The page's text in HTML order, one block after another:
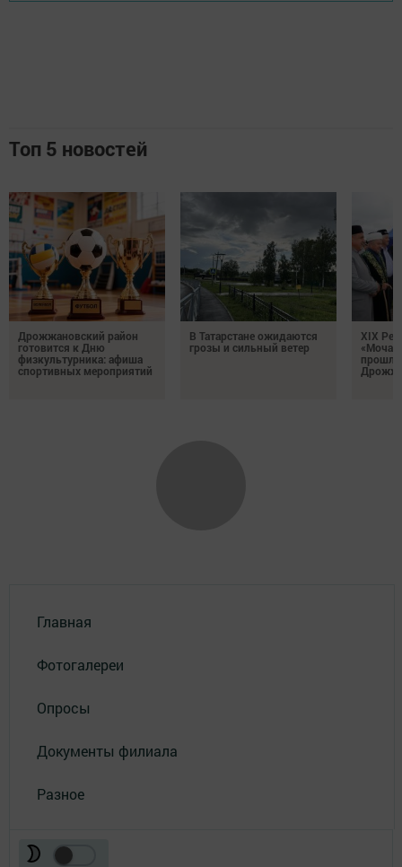
Топ 5 новостей
Дрожжановский район
готовится к Дню
физкультурника: афиша
спортивных мероприятий
В Татарстане ожидаются
грозы и сильный ветер
XIX
Главная
Фотогалереи
Опросы
Документы филиала
Разное